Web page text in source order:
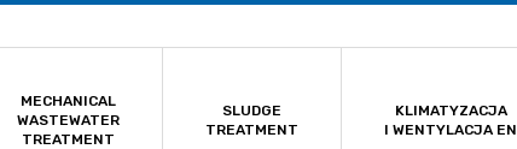
MECHANICAL
WASTEWATER
TREATMENT
SLUDGE
TREATMENT
KLIMATYZACJA
I WENTYLACJA EN